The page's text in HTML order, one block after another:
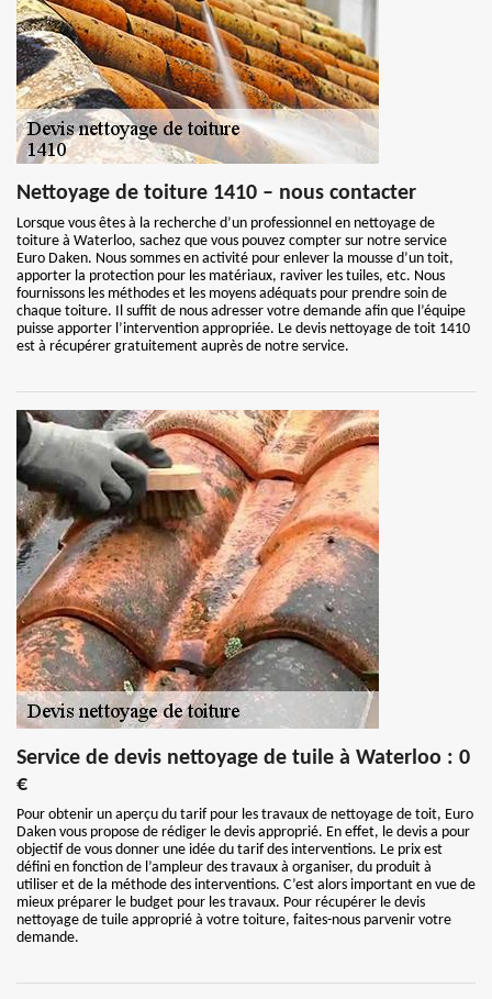
Nettoyage de toiture 1410 – nous contacter
Lorsque vous êtes à la recherche d’un professionnel en nettoyage de
toiture à Waterloo, sachez que vous pouvez compter sur notre service
Euro Daken. Nous sommes en activité pour enlever la mousse d’un toit,
apporter la protection pour les matériaux, raviver les tuiles, etc. Nous
fournissons les méthodes et les moyens adéquats pour prendre soin de
chaque toiture. Il suffit de nous adresser votre demande afin que l’équipe
puisse apporter l’intervention appropriée. Le devis nettoyage de toit 1410
est à récupérer gratuitement auprès de notre service.
Service de devis nettoyage de tuile à Waterloo : 0
€
Pour obtenir un aperçu du tarif pour les travaux de nettoyage de toit, Euro
Daken vous propose de rédiger le devis approprié. En effet, le devis a pour
objectif de vous donner une idée du tarif des interventions. Le prix est
défini en fonction de l’ampleur des travaux à organiser, du produit à
utiliser et de la méthode des interventions. C’est alors important en vue de
mieux préparer le budget pour les travaux. Pour récupérer le devis
nettoyage de tuile approprié à votre toiture, faites-nous parvenir votre
demande.